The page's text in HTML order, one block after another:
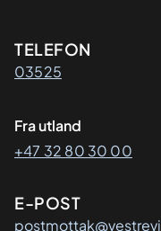
TELEFON
03525
Fra utland
+47 32 80 30 00
E-POST